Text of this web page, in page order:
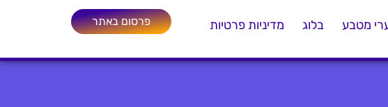
מטבע בלוג מדיניות פרטיות פרסום באתר